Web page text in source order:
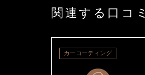
関連する口コミ
カーコーティング